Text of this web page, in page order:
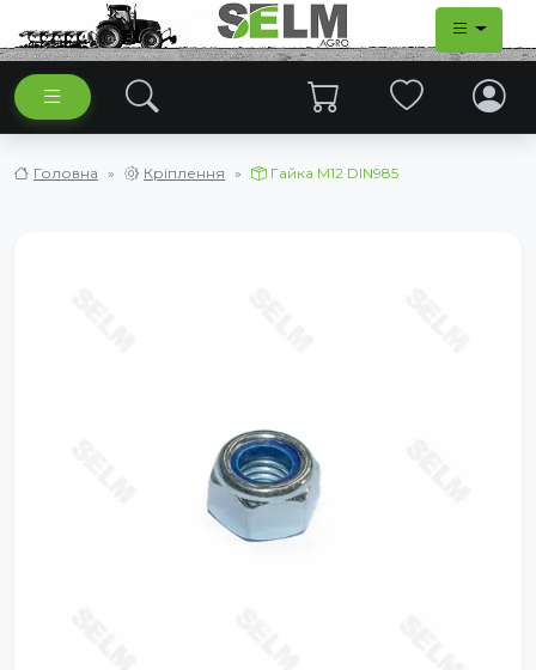
Головна Кріплення Гайка М12 DIN985